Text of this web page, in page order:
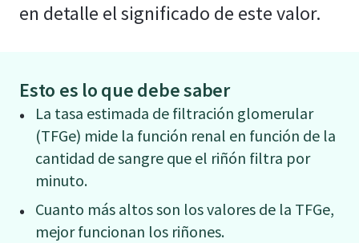
en detalle el significado de este valor.
Esto es lo que debe saber
La tasa estimada de filtración glomerular
(TFGe) mide la función renal en función de la
cantidad de sangre que el riñón filtra por
minuto.
Cuanto más altos son los valores de la TFGe,
mejor funcionan los riñones.